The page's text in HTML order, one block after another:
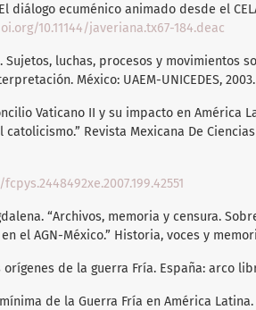
diálogo ecuménico animado desde el
10.11144/javeriana.tx67-184.deac
Sujetos, luchas, procesos y movimientos
México: UAEM-UNICEDES, 2003.
Vaticano II y su impacto en América
Revista Mexicana De
“Archivos, memoria y censura.
el AGN-México.” Historia, voces y
orígenes de la guerra Fría. España: arco
de la Guerra Fría en América